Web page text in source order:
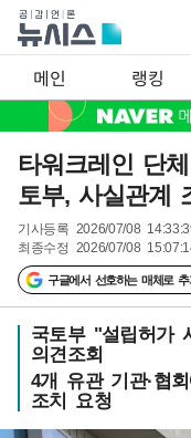
메인 랭킹
타워크레인 단
토부, 사실관계
기사등록 2026/07/08
최종수정 2026/07/08
구글에서 선호하는 매체로 추
국토부 "설립허가
의견조회
4개 유관 기관·협
조치 요청